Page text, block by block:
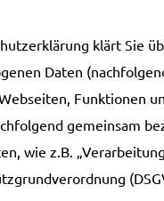
klärt Sie
Daten
Funktionen
gemeinsam
wie z.B.